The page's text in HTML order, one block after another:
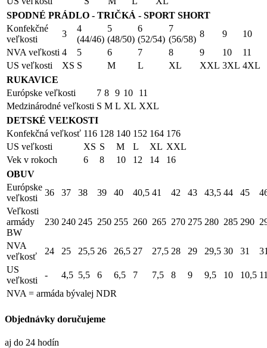
SPODNÉ PRÁDLO - TRIČKÁ - SPORT SHORT
Konfekčné
veľkosti
3
4
(44/46)
5
(48/50)
6
(52/54)
7
(56/58)
8 9
10
NVA veľkosti 4 5 6 7 8 9 10
11
US veľkosti
XS S M L XL XXL 3XL 4XL
RUKAVICE
Európske veľkosti
7 8 9 10
11
Medzinárodné veľkosti S M L XL XXL
DETSKÉ VEĽKOSTI
Konfekčná veľkosť 116 128 140 152 164 176
US veľkosti
XS S M L XL XXL
Vek v rokoch
6 8 10 12 14
16
OBUV
Európske
veľkosti
36 37 38 39 40 40,5 41 42 43 43,5 44 45
Veľkosti
armády
BW
230 240 245 250 255 260 265 270 275 280 285 290
NVA
veľkosť
24 25 25,5 26 26,5 27 27,5 28 29 29,5 30 31
US
veľkosti
- 4,5 5,5 6 6,5 7 7,5 8 9 9,5 10 10,5
NVA = armáda bývalej NDR
Objednávky doručujeme
aj do 24 hodín